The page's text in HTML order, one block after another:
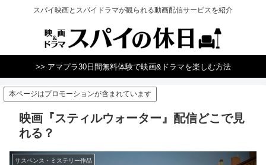
スパイ映画とスパイドラマが観られる動画配信サービスを紹介
>> アマプラ30日間無料体験で映画&ドラマを楽しむ方法
本ページはプロモーションが含まれています
映画『スティルウォーター』配信どこで見
れる？
サスペンス・ミステリー作品